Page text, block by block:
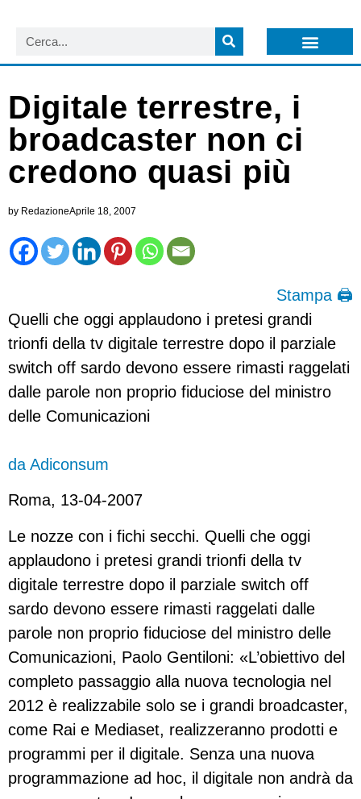
Digitale terrestre, i
broadcaster non ci
credono quasi più
by RedazioneAprile 18, 2007
Stampa 🖨
Quelli che oggi applaudono i pretesi grandi
trionfi della tv digitale terrestre dopo il parziale
switch off sardo devono essere rimasti raggelati
dalle parole non proprio fiduciose del ministro
delle Comunicazioni
da Adiconsum
Roma, 13-04-2007
Le nozze con i fichi secchi. Quelli che oggi
applaudono i pretesi grandi trionfi della tv
digitale terrestre dopo il parziale switch off
sardo devono essere rimasti raggelati dalle
parole non proprio fiduciose del ministro delle
Comunicazioni, Paolo Gentiloni: «L’obiettivo del
completo passaggio alla nuova tecnologia nel
2012 è realizzabile solo se i grandi broadcaster,
come Rai e Mediaset, realizzeranno prodotti e
programmi per il digitale. Senza una nuova
programmazione ad hoc, il digitale non andrà da